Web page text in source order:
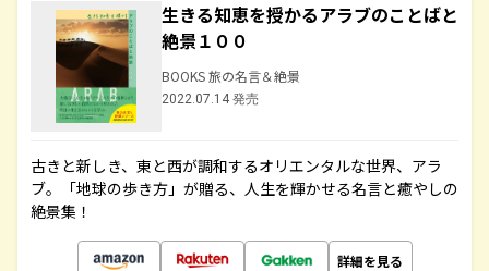
生きる知恵を授かるアラブのことばと
絶景１００
BOOKS 旅の名言＆絶景
2022.07.14 発売
古きと新しき、東と西が調和するオリエンタルな世界、アラ
ブ。「地球の歩き方」が贈る、人生を輝かせる名言と癒やしの
絶景集！
詳細を見る